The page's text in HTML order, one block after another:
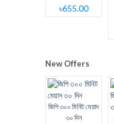
৳655.00
New Offers
জিপি ৩০০ মিনিট মেয়াদ
৩০ দিন